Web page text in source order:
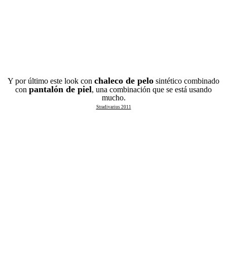
Y por último este look con chaleco de pelo sintético combinado
con pantalón de piel, una combinación que se está usando
mucho.
Stradivarius 2011